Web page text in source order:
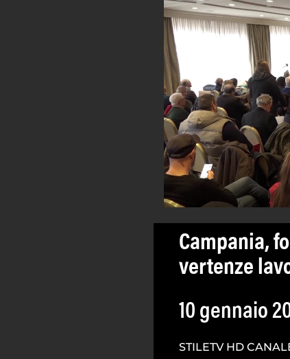
Campania,
vertenze
10 gennaio
STILETV HD